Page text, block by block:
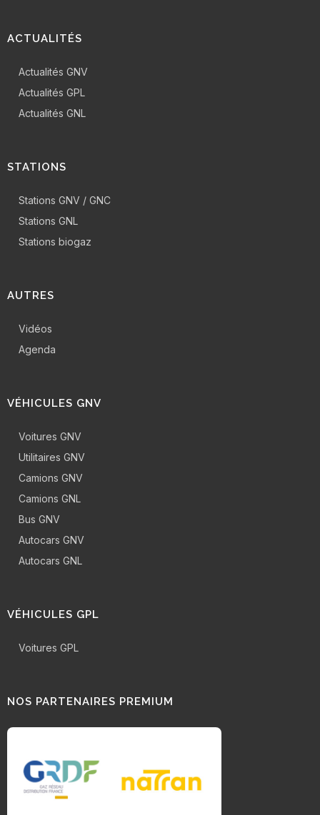
ACTUALITÉS
Actualités GNV
Actualités GPL
Actualités GNL
STATIONS
Stations GNV / GNC
Stations GNL
Stations biogaz
AUTRES
Vidéos
Agenda
VÉHICULES GNV
Voitures GNV
Utilitaires GNV
Camions GNV
Camions GNL
Bus GNV
Autocars GNV
Autocars GNL
VÉHICULES GPL
Voitures GPL
NOS PARTENAIRES PREMIUM